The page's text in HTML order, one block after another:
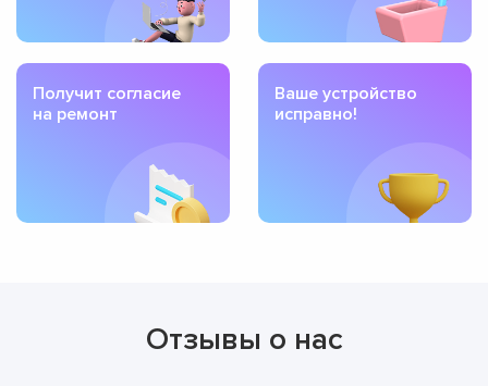
Получит согласие
на ремонт
Ваше устройство
исправно!
Отзывы о нас